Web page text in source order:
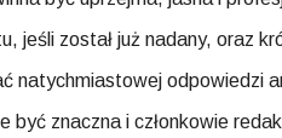
jeśli został już nadany, oraz
natychmiastowej odpowiedzi
być znaczna i członkowie